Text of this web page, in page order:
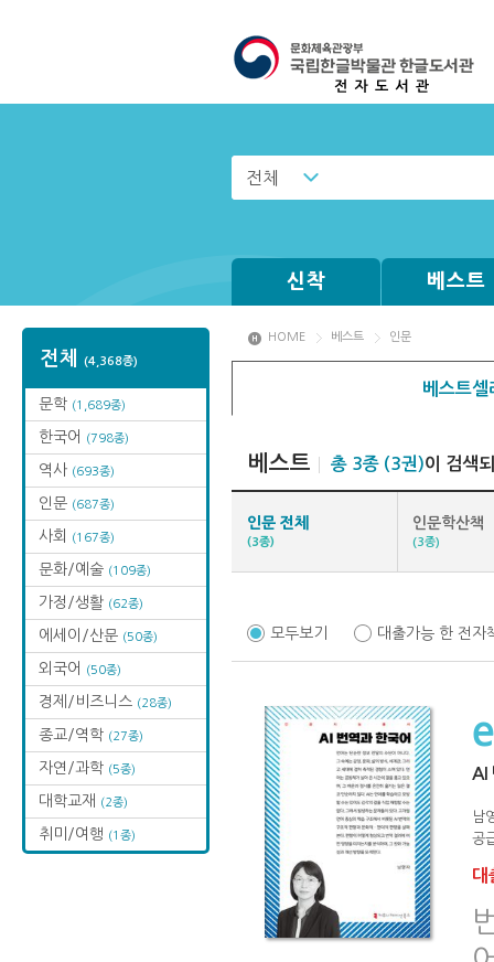
전체
신착 베스트
전체 (4,368종)
문학 (1,689종)
한국어 (798종)
역사 (693종)
인문 (687종)
사회 (167종)
문화/예술 (109종)
가정/생활 (62종)
에세이/산문 (50종)
외국어 (50종)
경제/비즈니스 (28종)
종교/역학 (27종)
자연/과학 (5종)
대학교재 (2종)
취미/여행 (1종)
HOME 베스트 인문
베스트
베스트 총 3종 (3권)이 검색
인문 전체
(3종)
인문학산책
(3종)
모두보기 대출가능 한 전자
AI
남
공
대